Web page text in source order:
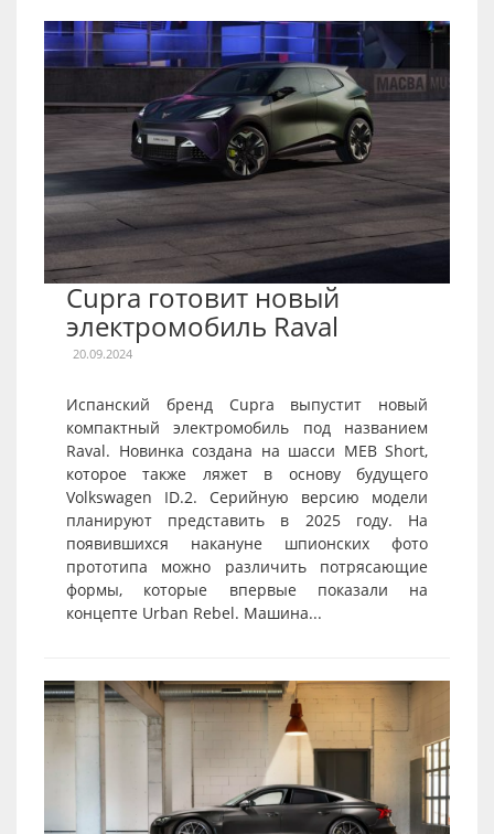
Cupra готовит новый
электромобиль Raval
20.09.2024
Испанский бренд Cupra выпустит новый
компактный электромобиль под названием
Raval. Новинка создана на шасси MEB Short,
которое также ляжет в основу будущего
Volkswagen ID.2. Серийную версию модели
планируют представить в 2025 году. На
появившихся накануне шпионских фото
прототипа можно различить потрясающие
формы, которые впервые показали на
концепте Urban Rebel. Машина...